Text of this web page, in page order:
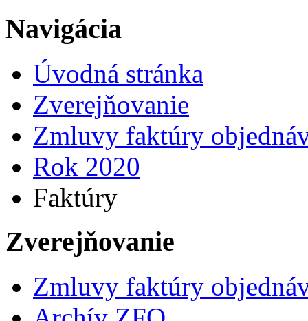
Navigácia
Úvodná stránka
Zverejňovanie
Zmluvy faktúry
Rok 2020
Faktúry
Zverejňovanie
Zmluvy faktúry